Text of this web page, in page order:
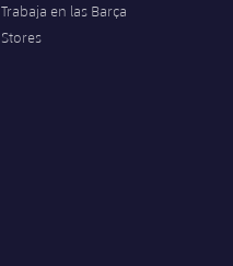
Trabaja en las Barça
Stores